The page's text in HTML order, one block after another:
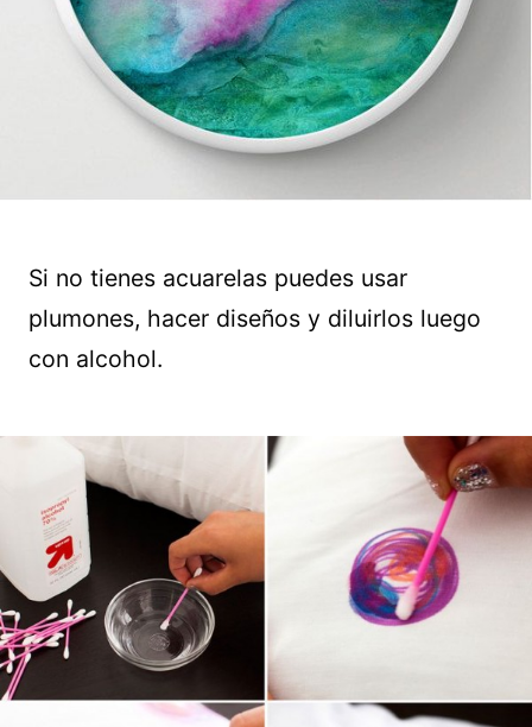
Si no tienes acuarelas puedes usar
plumones, hacer diseños y diluirlos luego
con alcohol.